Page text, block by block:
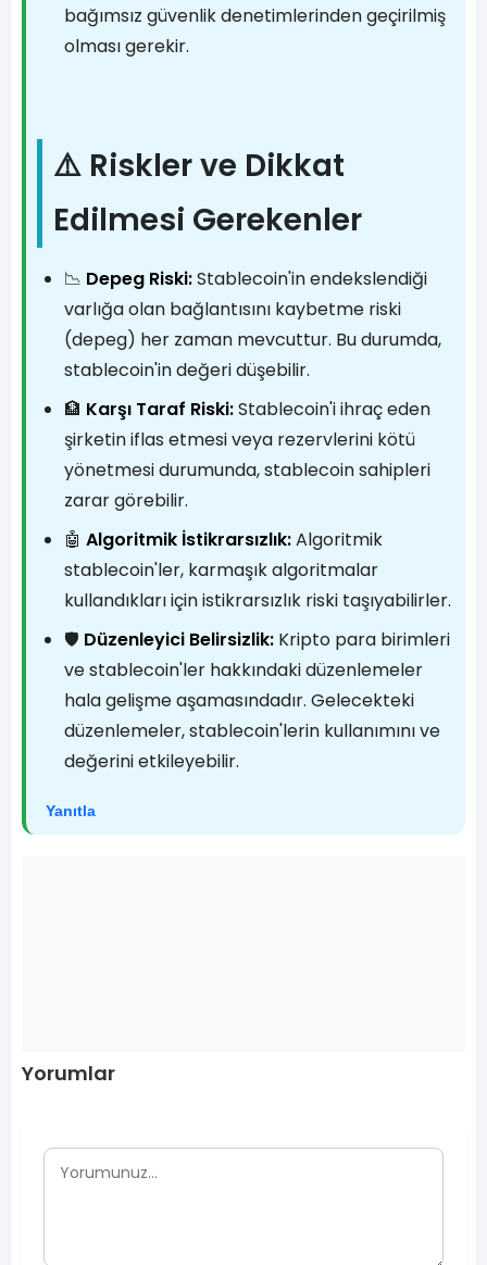
bağımsız güvenlik denetimlerinden geçirilmiş
olması gerekir.
⚠️ Riskler ve Dikkat
Edilmesi Gerekenler
📉 Depeg Riski:Stablecoin'in endekslendiği
varlığa olan bağlantısını kaybetme riski
(depeg) her zaman mevcuttur. Bu durumda,
stablecoin'in değeri düşebilir.
🏦 Karşı Taraf Riski:Stablecoin'i ihraç eden
şirketin iflas etmesi veya rezervlerini kötü
yönetmesi durumunda, stablecoin sahipleri
zarar görebilir.
🤖 Algoritmik İstikrarsızlık:Algoritmik
stablecoin'ler, karmaşık algoritmalar
kullandıkları için istikrarsızlık riski taşıyabilirler.
🛡️ Düzenleyici Belirsizlik: Kripto para birimleri
ve stablecoin'ler hakkındaki düzenlemeler
hala gelişme aşamasındadır. Gelecekteki
düzenlemeler, stablecoin'lerin kullanımını ve
değerini etkileyebilir.
Yanıtla
Yorumlar